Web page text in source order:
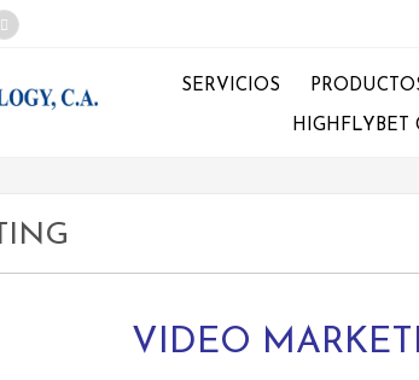
SERVICIOS
HIGHFLYBET
VIDEO